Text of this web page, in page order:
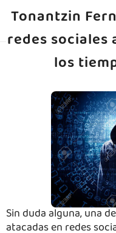
Tonantzin
redes sociales
los
Sin duda alguna, una
atacadas en redes